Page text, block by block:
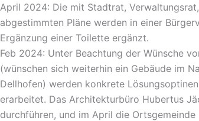
April 2024: Die mit Stadtrat,
abgestimmten Pläne werden in einer
Ergänzung einer Toilette ergänzt.
Feb 2024: Unter Beachtung der Wünsche
(wünschen sich weiterhin ein Gebäude im
Dellhofen) werden konkrete
erarbeitet. Das Architekturbüro Hubertus
durchführen, und im April die